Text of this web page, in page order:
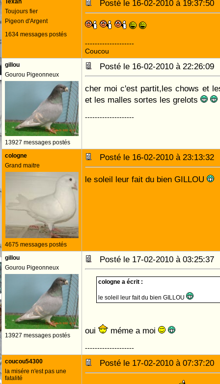
Texan
Toujours fier
Pigeon d'Argent
1634 messages postés
Posté le 16-02-2010 à
--------------------
Coucou
gillou
Gourou Pigeonneux
13927 messages postés
Posté le 16-02-2010 à
cher moi c'est partit,les chows et
et les malles sortes les grelots
--------------------
cologne
Grand maitre
4675 messages postés
Posté le 16-02-2010 à
le soleil leur fait du bien GILLOU
gillou
Gourou Pigeonneux
13927 messages postés
Posté le 17-02-2010 à
cologne a écrit :
le soleil leur fait du bien GILLOU
oui méme a moi
--------------------
coucou54300
la misére n'est pas une
fatalité
Posté le 17-02-2010 à